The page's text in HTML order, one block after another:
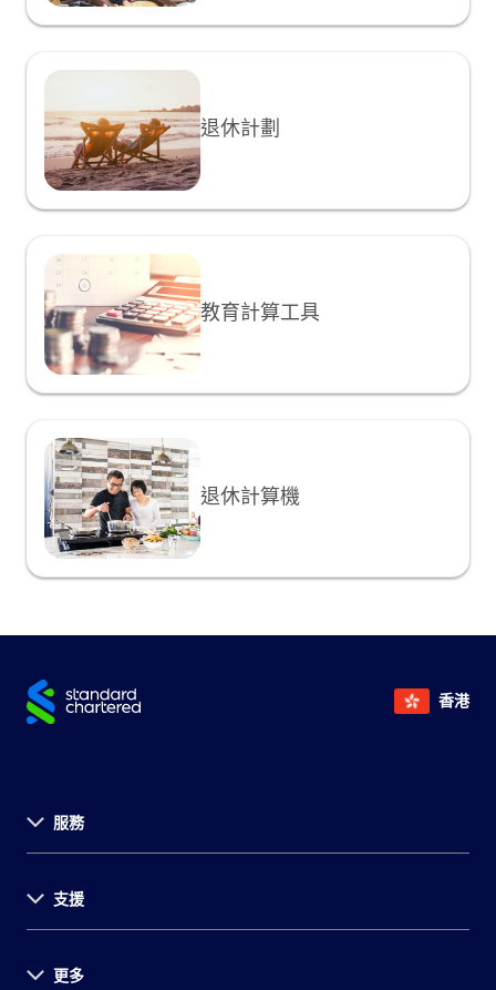
退休計劃
教育計算工具
退休計算機
香港
服務
投資者關係
支援中心
支援
環球研究
更多